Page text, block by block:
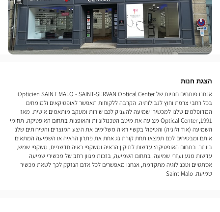
הצגת חנות
אנחנו פותחים חנויות של Opticien SAINT MALO - SAINT-SERVAN Optical Center
בכל רחבי צרפת וחוץ לגבולותיה. הקרבה ללקוחות תאפשר לאופטיקאים ולמומחים
המדופלמים שלנו למכשירי שמיעה להעניק לכם שירות ומעקב מותאמים אישית. מאז
1991, Optical Center מציעה את מיטב הטכנולוגיות והאופנות בתחום האופטיקה. תחומי
השמיעה (אודיולוגיה) והטיפול בקשיי ראיה משלימים את היצע המוצרים והשירותים שלנו
אותם ומבטיחים לכם תמצאו תחת קורת גג אחת את פתרון הראיה או השמיעה המתאים
ביותר. בתחום האופטיקה: עדשות לתיקון הראיה ומשקפי ראיה חדשניים, משקפי שמש,
עדשות מגע ועזרי שמיעה. בתחום השמיעה, בזכות מגוון רחב של מכשירי שמיעה
אסתטיים וטכנולוגיה מתקדמת, אנחנו מאפשרים לכל אדם הנזקק לכך לשאת מכשיר
שמיעה. Saint Malo